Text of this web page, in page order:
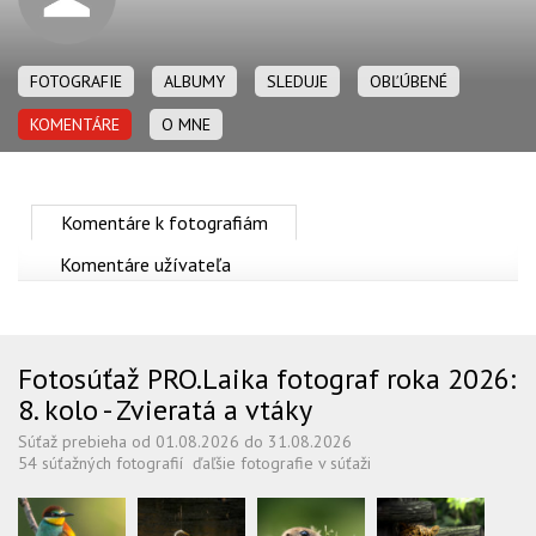
FOTOGRAFIE ALBUMY SLEDUJE
OBĽÚBENÉ
KOMENTÁRE
O MNE
Komentáre k fotografiám
Komentáre užívateľa
Fotosúťaž PRO.Laika fotograf roka 2026:
8. kolo - Zvieratá a vtáky
Súťaž prebieha od 01.08.2026 do 31.08.2026
54 súťažných fotografií ďaľšie fotografie v súťaži